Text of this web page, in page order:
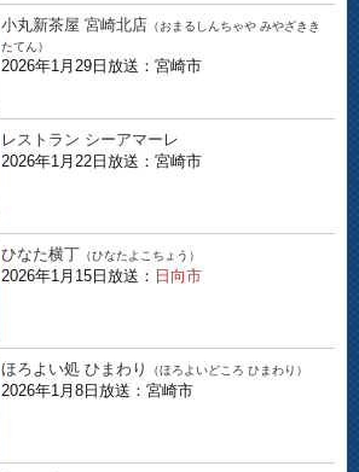
小丸新茶屋 宮崎北店 （おまるしんちゃや みやざきき
たてん）
2026年1月29日放送：宮崎市
レストラン シーアマーレ
2026年1月22日放送：宮崎市
ひなた横丁 （ひなたよこちょう）
2026年1月15日放送： 日向市
ほろよい処 ひまわり （ほろよいどころ ひまわり）
2026年1月8日放送：宮崎市